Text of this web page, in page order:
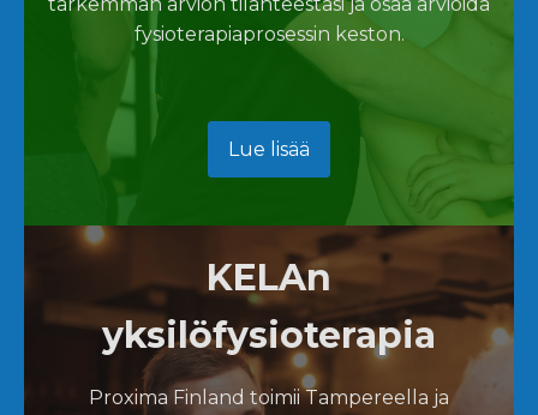
fysioterapiaprosessin keston.
Lue lisää
KELAn
yksilöfysioterapia
Proxima Finland toimii Tampereella ja